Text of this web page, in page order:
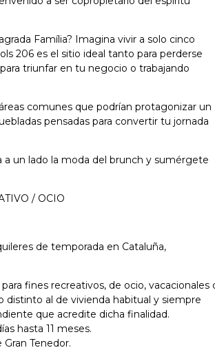
Família? Imagina vivir a solo cinco
206 es el sitio ideal tanto para perderse
triunfar en tu negocio o trabajando
comunes que podrían protagonizar un
pensadas para convertir tu jornada
a un lado la moda del brunch y sumérgete
/ OCIO
de temporada en Cataluña,
fines recreativos, de ocio, vacacionales
distinto al de vivienda habitual y siempre
que acredite dicha finalidad.
hasta 11 meses.
Tenedor.
EMERGENCIAS
TRÁMITES